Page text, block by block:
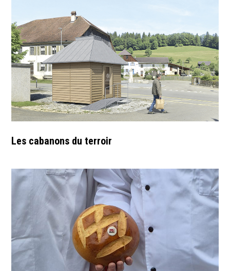
Les cabanons du terroir